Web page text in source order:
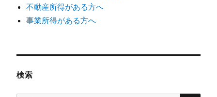
不動産所得がある方へ
事業所得がある方へ
検索